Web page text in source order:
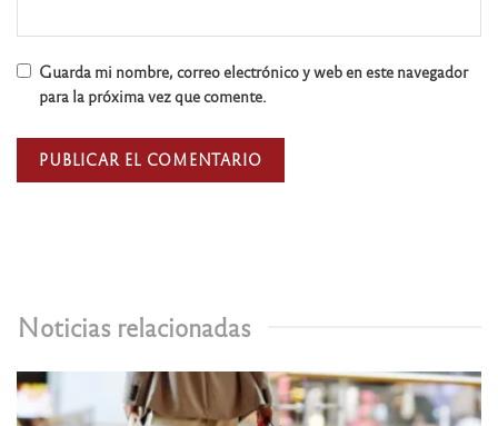
Noticias relacionadas
Guarda mi nombre, correo electrónico y web en este navegador
para la próxima vez que comente.